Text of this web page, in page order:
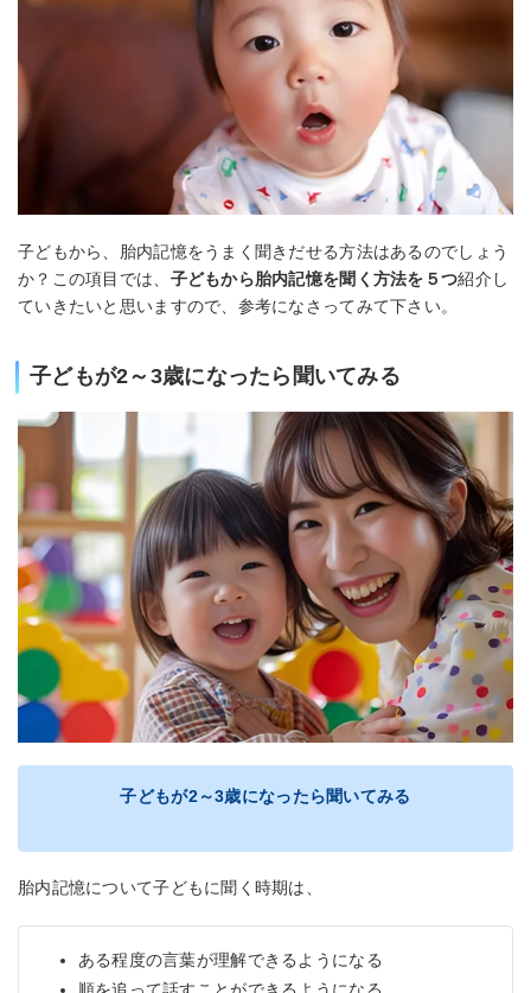
子どもから、胎内記憶をうまく聞きだせる方法はあるのでしょう
か？この項目では、 子どもから胎内記憶を聞く方法を５つ紹介し
ていきたいと思いますので、参考になさってみて下さい。
子どもが2～3歳になったら聞いてみる
子どもが2～3歳になったら聞いてみる
胎内記憶について子どもに聞く時期は、
ある程度の言葉が理解できるようになる